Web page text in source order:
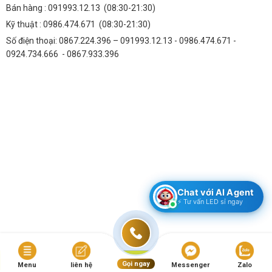
trong 5 năm với đèn truyền thống có thể lên đến hàng chục triệu
đồng. Trong khi đó, với đèn led TDL-AC412, chi phí bảo trì gần như
bằng không.
Tạo ra ánh sáng chất lượng cao, đáp ứng các tiêu chuẩn chiếu sáng
Trung Tâm Thương Mại, Siêu Thị
Bán hàng : 091993.12.13 (08:30-21:30)
Kỹ thuật : 0986.474.671 (08:30-21:30)
Số điện thoại: 0867.224.396 – 091993.12.13 - 0986.474.671 -
0924.734.666 - 0867.933.396
Copyright 2026 © Bản Quyền Thuộc Thành Đạt LED
Chat với AI Agent
⚡ Tư vấn LED sỉ ngay
Menu liên hệ Gọi ngay Messenger Zalo